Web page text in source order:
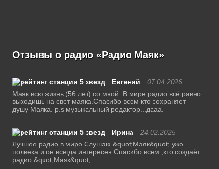
Отзывы о радио «Радио Маяк»
Евгений
07.04.2026
Маяк всю жизнь (56 лет) со мной .В мире радио всё равно
выходишь на свет маяка.Спасибо всем кто сохраняет
душу Маяка. p.s музыкальный редактор...дааа.
Ирина
24.02.2025
Лучшее радио в мире.Слушаю &quot;Маяк&quot; уже
полвека и он всегда интересен.Спасибо всем ,кто создаёт
радио &quot;Маяк&quot;.